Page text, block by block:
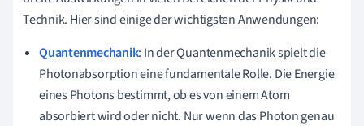
Technik. Hier sind einige der wichtigsten Anwendungen:
Quantenmechanik: In der Quantenmechanik spielt die
Photonabsorption eine fundamentale Rolle. Die Energie
eines Photons bestimmt, ob es von einem Atom
absorbiert wird oder nicht. Nur wenn das Photon genau